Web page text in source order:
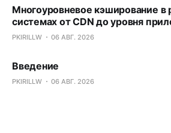
Многоуровневое кэширование в
системах от CDN до уровня
PKIRILLW 06 АВГ. 2026
Введение
PKIRILLW 06 АВГ. 2026